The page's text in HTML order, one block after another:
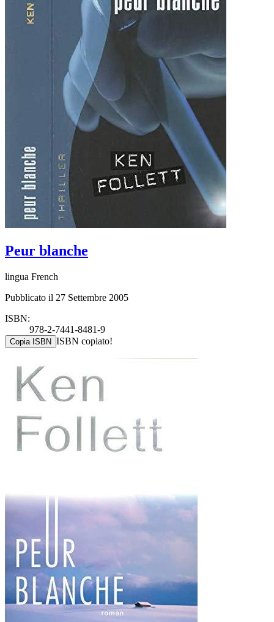
Peur blanche
lingua French
Pubblicato il 27 Settembre 2005
ISBN:
978-2-7441-8481-9
Copia ISBN ISBN copiato!